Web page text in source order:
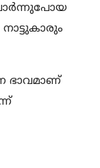
ഭാവമാണ്